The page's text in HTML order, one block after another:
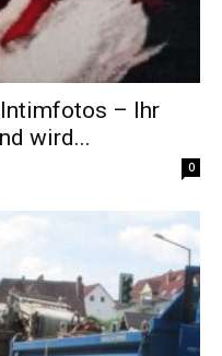
– Ihr
wird...
0